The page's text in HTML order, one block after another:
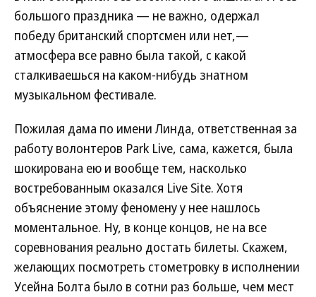
большого праздника — не важно, одержал
победу британский спортсмен или нет,—
атмосфера все равно была такой, с какой
сталкиваешься на каком-нибудь знатном
музыкальном фестивале.
Пожилая дама по имени Линда, ответственная за
работу волонтеров Park Live, сама, кажется, была
шокирована ею и вообще тем, насколько
востребованным оказался Live Site. Хотя
объяснение этому феномену у нее нашлось
моментальное. Ну, в конце концов, не на все
соревнования реально достать билеты. Скажем,
желающих посмотреть стометровку в исполнении
Усейна Болта было в сотни раз больше, чем мест